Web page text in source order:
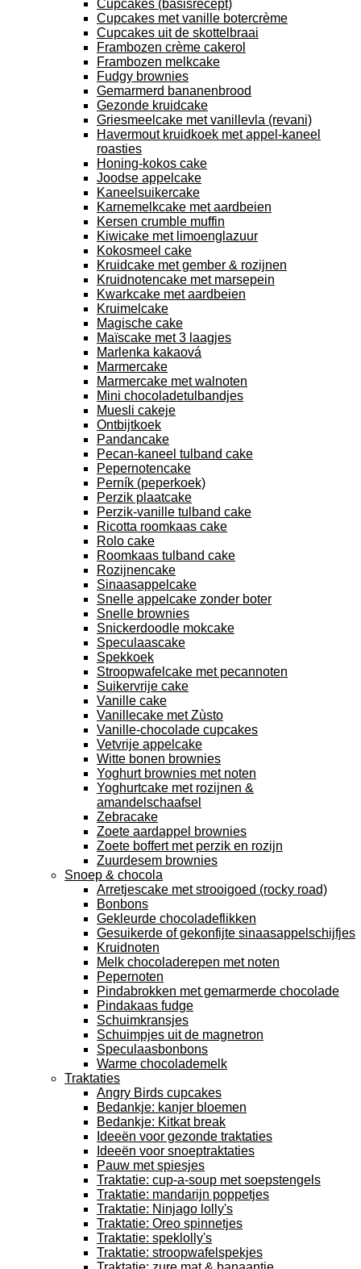
Cupcakes (basisrecept)
Cupcakes met vanille botercrème
Cupcakes uit de skottelbraai
Frambozen crème cakerol
Frambozen melkcake
Fudgy brownies
Gemarmerd bananenbrood
Gezonde kruidcake
Griesmeelcake met vanillevla (revani)
Havermout kruidkoek met appel-kaneel
roasties
Honing-kokos cake
Joodse appelcake
Kaneelsuikercake
Karnemelkcake met aardbeien
Kersen crumble muffin
Kiwicake met limoenglazuur
Kokosmeel cake
Kruidcake met gember & rozijnen
Kruidnotencake met marsepein
Kwarkcake met aardbeien
Kruimelcake
Magische cake
Maïscake met 3 laagjes
Marlenka kakaová
Marmercake
Marmercake met walnoten
Mini chocoladetulbandjes
Muesli cakeje
Ontbijtkoek
Pandancake
Pecan-kaneel tulband cake
Pepernotencake
Perník (peperkoek)
Perzik plaatcake
Perzik-vanille tulband cake
Ricotta roomkaas cake
Rolo cake
Roomkaas tulband cake
Rozijnencake
Sinaasappelcake
Snelle appelcake zonder boter
Snelle brownies
Snickerdoodle mokcake
Speculaascake
Spekkoek
Stroopwafelcake met pecannoten
Suikervrije cake
Vanille cake
Vanillecake met Zùsto
Vanille-chocolade cupcakes
Vetvrije appelcake
Witte bonen brownies
Yoghurt brownies met noten
Yoghurtcake met rozijnen &
amandelschaafsel
Zebracake
Zoete aardappel brownies
Zoete boffert met perzik en rozijn
Zuurdesem brownies
Snoep & chocola
Arretjescake met strooigoed (rocky road)
Bonbons
Gekleurde chocoladeflikken
Gesuikerde of gekonfijte sinaasappelschijfjes
Kruidnoten
Melk chocoladerepen met noten
Pepernoten
Pindabrokken met gemarmerde chocolade
Pindakaas fudge
Schuimkransjes
Schuimpjes uit de magnetron
Speculaasbonbons
Warme chocolademelk
Traktaties
Angry Birds cupcakes
Bedankje: kanjer bloemen
Bedankje: Kitkat break
Ideeën voor gezonde traktaties
Ideeën voor snoeptraktaties
Pauw met spiesjes
Traktatie: cup-a-soup met soepstengels
Traktatie: mandarijn poppetjes
Traktatie: Ninjago lolly's
Traktatie: Oreo spinnetjes
Traktatie: speklolly's
Traktatie: stroopwafelspekjes